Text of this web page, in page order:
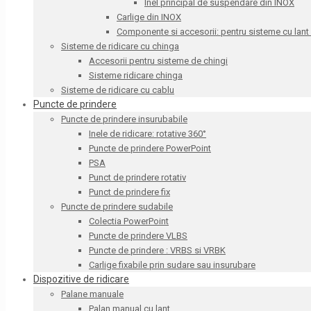
Inel principal de suspendare din INOX
Carlige din INOX
Componente si accesorii: pentru sisteme cu lant
Sisteme de ridicare cu chinga
Accesorii pentru sisteme de chingi
Sisteme ridicare chinga
Sisteme de ridicare cu cablu
Puncte de prindere
Puncte de prindere insurubabile
Inele de ridicare: rotative 360°
Puncte de prindere PowerPoint
PSA
Punct de prindere rotativ
Punct de prindere fix
Puncte de prindere sudabile
Colectia PowerPoint
Puncte de prindere VLBS
Puncte de prindere : VRBS si VRBK
Carlige fixabile prin sudare sau insurubare
Dispozitive de ridicare
Palane manuale
Palan manual cu lant